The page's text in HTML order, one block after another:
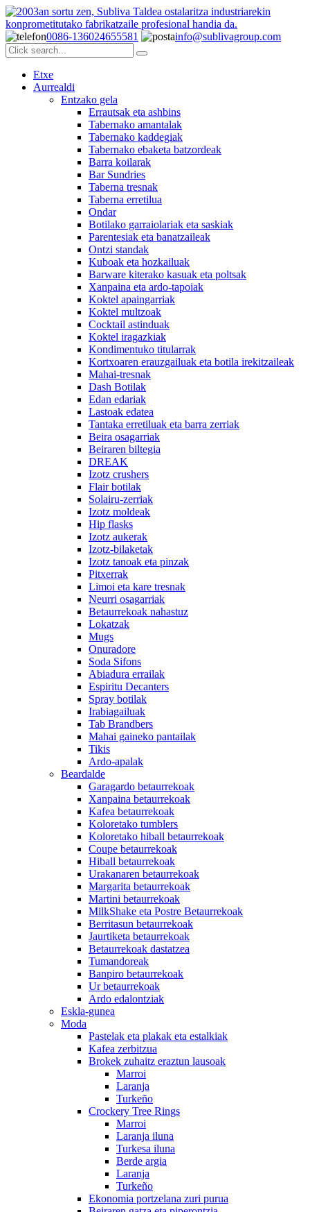
0086-136024655581 info@sublivagroup.com
Etxe
Aurrealdi
Entzako gela
Errautsak eta ashbins
Tabernako amantalak
Tabernako kaddegiak
Tabernako ebaketa batzordeak
Barra koilarak
Bar Sundries
Taberna tresnak
Taberna erretilua
Ondar
Botilako garraiolariak eta saskiak
Parentesiak eta banatzaileak
Ontzi standak
Kuboak eta hozkailuak
Barware kiterako kasuak eta poltsak
Xanpaina eta ardo-tapoiak
Koktel apaingarriak
Koktel multzoak
Cocktail astinduak
Koktel iragazkiak
Kondimentuko titularrak
Kortxoaren erauzgailuak eta botila irekitzaileak
Mahai-tresnak
Dash Botilak
Edan edariak
Lastoak edatea
Tantaka erretiluak eta barra zerriak
Beira osagarriak
Beiraren biltegia
DREAK
Izotz crushers
Flair botilak
Solairu-zerriak
Izotz moldeak
Hip flasks
Izotz aukerak
Izotz-bilaketak
Izotz tanoak eta pinzak
Pitxerrak
Limoi eta kare tresnak
Neurri osagarriak
Betaurrekoak nahastuz
Lokatzak
Mugs
Onuradore
Soda Sifons
Abiadura errailak
Espiritu Decanters
Spray botilak
Irabiagailuak
Tab Brandbers
Mahai gaineko pantailak
Tikis
Ardo-apalak
Beardalde
Garagardo betaurrekoak
Xanpaina betaurrekoak
Kafea betaurrekoak
Koloretako tumblers
Koloretako hiball betaurrekoak
Coupe betaurrekoak
Hiball betaurrekoak
Urakanaren betaurrekoak
Margarita betaurrekoak
Martini betaurrekoak
MilkShake eta Postre Betaurrekoak
Berritasun betaurrekoak
Jaurtiketa betaurrekoak
Betaurrekoak dastatzea
Tumandoreak
Banpiro betaurrekoak
Ur betaurrekoak
Ardo edalontziak
Eskla-gunea
Moda
Pastelak eta plakak eta estalkiak
Kafea zerbitzua
Brokek zuhaitz eraztun lausoak
Marroi
Laranja
Turkeño
Crockery Tree Rings
Marroi
Laranja iluna
Turkesa iluna
Berde argia
Laranja
Turkeño
Ekonomia portzelana zuri purua